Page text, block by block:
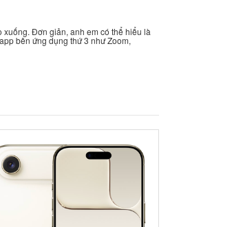
xuống. Đơn giản, anh em có thể hiểu là
bên ứng dụng thứ 3 như Zoom,